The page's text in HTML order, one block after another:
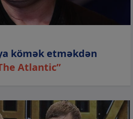
kömək etməkdən
Atlantic”